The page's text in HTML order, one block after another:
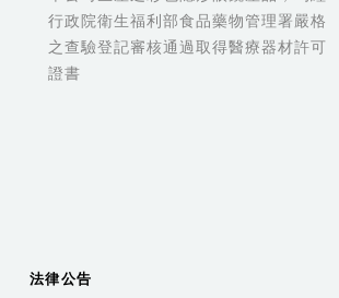
行政院衛生福利部食品藥物管理署嚴格
之查驗登記審核通過取得醫療器材許可
證書
法律公告